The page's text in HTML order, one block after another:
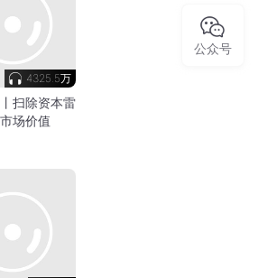
4325.5万
扫除资本雷
场价值
公众号